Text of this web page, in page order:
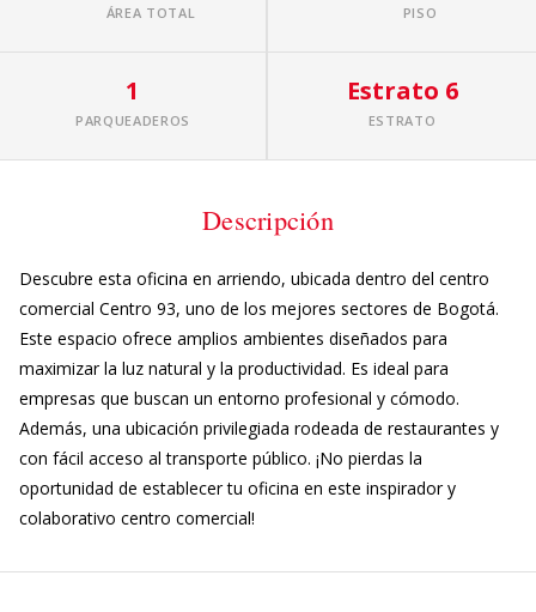
ÁREA TOTAL PISO
1
PARQUEADEROS
Estrato 6
ESTRATO
Descripción
Descubre esta oficina en arriendo, ubicada dentro del centro
comercial Centro 93, uno de los mejores sectores de Bogotá.
Este espacio ofrece amplios ambientes diseñados para
maximizar la luz natural y la productividad. Es ideal para
empresas que buscan un entorno profesional y cómodo.
Además, una ubicación privilegiada rodeada de restaurantes y
con fácil acceso al transporte público. ¡No pierdas la
oportunidad de establecer tu oficina en este inspirador y
colaborativo centro comercial!